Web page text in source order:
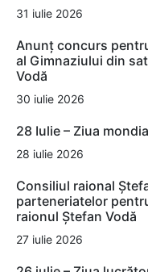
31 iulie 2026
Anunț concurs
al Gimnaziului din
Vodă
30 iulie 2026
28 Iulie – Ziua
28 iulie 2026
Consiliul raional
parteneriatelor
raionul Ștefan Vodă
27 iulie 2026